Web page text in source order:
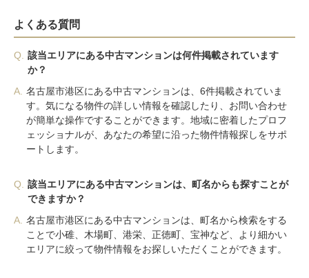
よくある質問
Q.
該当エリアにある中古マンションは何件掲載されています
か？
A. 名古屋市港区にある中古マンションは、6件掲載されていま
す。気になる物件の詳しい情報を確認したり、お問い合わせ
が簡単な操作ですることができます。地域に密着したプロフ
ェッショナルが、あなたの希望に沿った物件情報探しをサポ
ートします。
Q.
該当エリアにある中古マンションは、町名からも探すことが
できますか？
A. 名古屋市港区にある中古マンションは、町名から検索をする
ことで小碓、木場町、港栄、正徳町、宝神など、より細かい
エリアに絞って物件情報をお探しいただくことができます。